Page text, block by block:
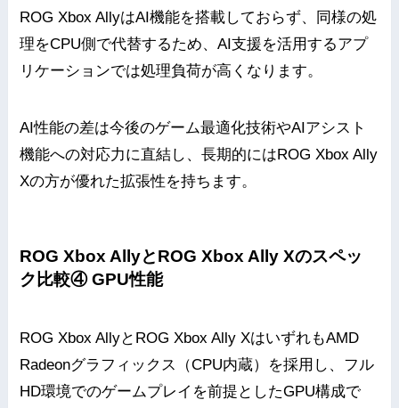
ROG Xbox AllyはAI機能を搭載しておらず、同様の処
理をCPU側で代替するため、AI支援を活用するアプ
リケーションでは処理負荷が高くなります。
AI性能の差は今後のゲーム最適化技術やAIアシスト
機能への対応力に直結し、長期的にはROG Xbox Ally
Xの方が優れた拡張性を持ちます。
ROG Xbox AllyとROG Xbox Ally Xのスペッ
ク比較④ GPU性能
ROG Xbox AllyとROG Xbox Ally XはいずれもAMD
Radeonグラフィックス（CPU内蔵）を採用し、フル
HD環境でのゲームプレイを前提としたGPU構成で